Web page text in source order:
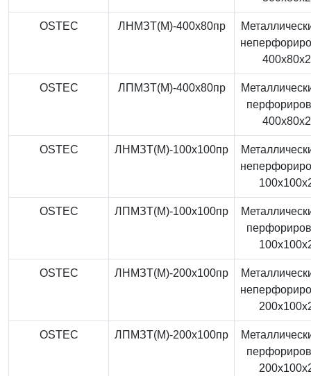
OSTEC ЛНМЗТ(М)-400x80пр
OSTEC ЛПМЗТ(М)-400x80пр
OSTEC ЛНМЗТ(М)-100x100пр
OSTEC ЛПМЗТ(М)-100x100пр
OSTEC ЛНМЗТ(М)-200x100пр
OSTEC ЛПМЗТ(М)-200x100пр